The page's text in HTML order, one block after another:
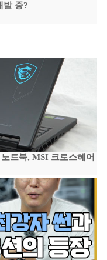
발 중?
트북, MSI 크로스헤어